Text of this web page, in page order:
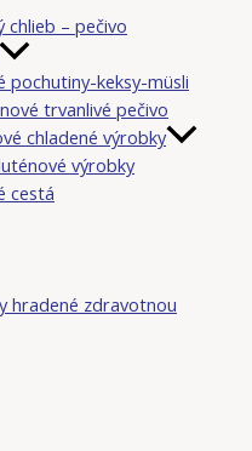
chlieb – pečivo
pochutiny-keksy-müsli
trvanlivé pečivo
chladené výrobky
výrobky
cestá
hradené zdravotnou